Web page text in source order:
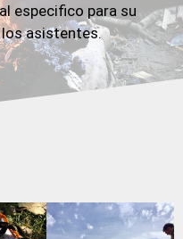
especifico para su
asistentes.